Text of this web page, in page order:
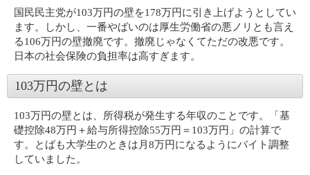
国民民主党が103万円の壁を178万円に引き上げようとしてい
ます。しかし、一番やばいのは厚生労働省の悪ノリとも言え
る106万円の壁撤廃です。撤廃じゃなくてただの改悪です。
日本の社会保険の負担率は高すぎます。
103万円の壁とは
103万円の壁とは、所得税が発生する年収のことです。「基
礎控除48万円＋給与所得控除55万円＝103万円」の計算で
す。とばも大学生のときは月8万円になるようにバイト調整
していました。